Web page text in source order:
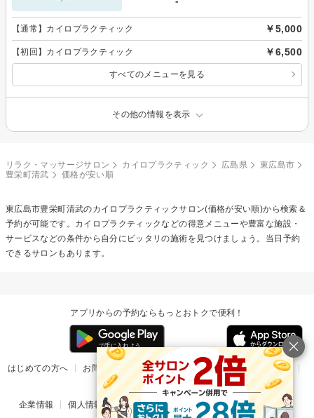
【通常】カイロプラクティック ￥5,000
【初回】カイロプラクティック ￥6,500
すべてのメニューを見る
その他の情報を表示
リラク・マッサージサロン カイロプラクティック 広島県
東広島市
豊栄町清武
価格が安い順
東広島市豊栄町清武のカイロプラクティックサロン(価格が安い順)から検索＆
予約が可能です。カイロプラクティックなどの得意メニューや豊富な施設・
サービスなどの条件から自分にピッタリの施術を見つけましょう。当日予約
できるサロンもあります。
アプリからの予約ならもっとおトクで便利！
はじめての方へ お問い合わせ ヘルプ リリース情報
利用規約
掲載ご希望のサロン様
企業情報 個人情報保護方針 楽天のサービス一覧 アプリ一覧